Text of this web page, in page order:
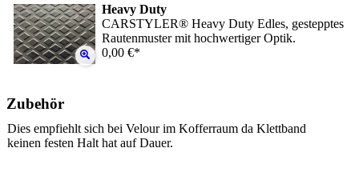
Heavy Duty
CARSTYLER® Heavy Duty Edles, gestepptes
Rautenmuster mit hochwertiger Optik.
0,00 €*
Zubehör
Dies empfiehlt sich bei Velour im Kofferraum da Klettband
keinen festen Halt hat auf Dauer.